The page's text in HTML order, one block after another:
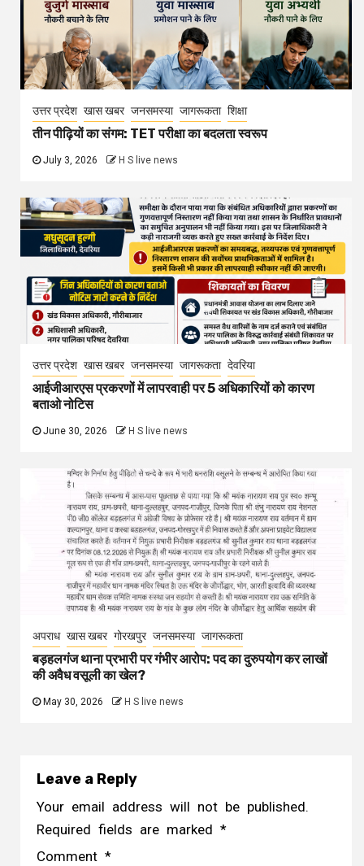
उत्तर प्रदेश खास खबर जनसमस्या जागरूकता शिक्षा
तीन पीढ़ियों का संगम: TET परीक्षा का बदलता स्वरूप
July 3, 2026 H S live news
उत्तर प्रदेश खास खबर जनसमस्या जागरूकता देवरिया
आईजीआरएस प्रकरणों में लापरवाही पर 5 अधिकारियों को कारण
बताओ नोटिस
June 30, 2026 H S live news
अपराध खास खबर गोरखपुर जनसमस्या जागरूकता
बड़हलगंज थाना प्रभारी पर गंभीर आरोप: पद का दुरुपयोग कर लाखों
की अवैध वसूली का खेल?
May 30, 2026 H S live news
Leave a Reply
Your email address will not be published.
Required fields are marked *
Comment *